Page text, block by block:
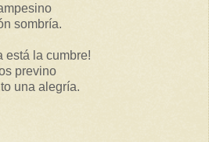
sombría.
está la cumbre!
previno
una alegría.